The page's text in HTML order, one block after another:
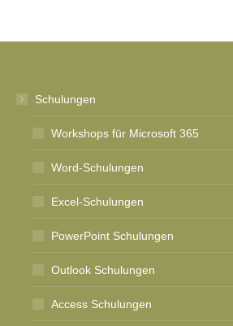
Schulungen
Workshops für Microsoft 365
Word-Schulungen
Excel-Schulungen
PowerPoint Schulungen
Outlook Schulungen
Access Schulungen